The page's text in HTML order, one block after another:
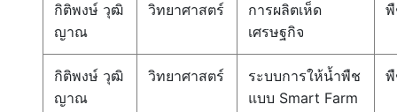
กิติพงษ์ วุฒิ
ญาณ
วิทยาศาสตร์
การผลิตเห็ด
เศรษฐกิจ
กิติพงษ์ วุฒิ
ญาณ
วิทยาศาสตร์
ระบบการให้น้ำพืช
แบบ Smart Farm